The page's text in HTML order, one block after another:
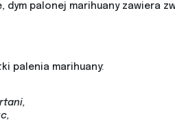
dym palonej marihuany zawiera
palenia marihuany: